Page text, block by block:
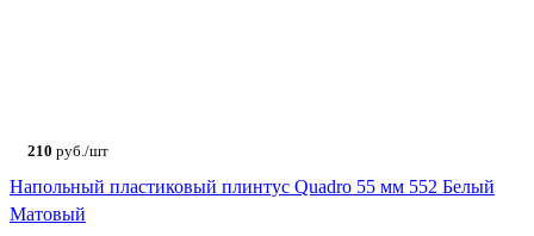
210 руб./шт
Напольный пластиковый плинтус Quadro 55 мм 552 Белый
Матовый